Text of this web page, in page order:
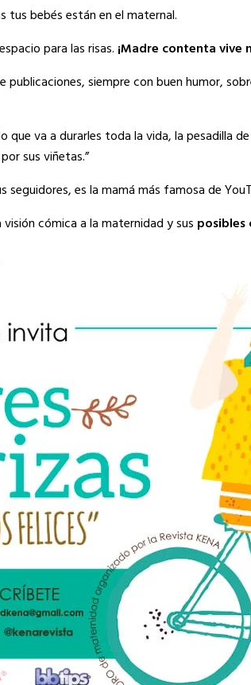
tus bebés están en el maternal.
para las risas. ¡Madre contenta vive
publicaciones, siempre con buen humor,
va a durarles toda la vida, la pesadilla
sus viñetas.”
seguidores, es la mamá más famosa de
cómica a la maternidad y sus posibles